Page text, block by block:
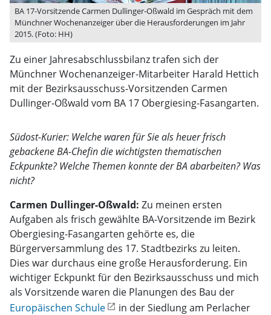
BA 17-Vorsitzende Carmen Dullinger-Oßwald im Gespräch mit dem
Münchner Wochenanzeiger über die Herausforderungen im Jahr
2015. (Foto: HH)
Zu einer Jahresabschlussbilanz trafen sich der
Münchner Wochenanzeiger-Mitarbeiter Harald Hettich
mit der Bezirksausschuss-Vorsitzenden Carmen
Dullinger-Oßwald vom BA 17 Obergiesing-Fasangarten.
Südost-Kurier: Welche waren für Sie als heuer frisch
gebackene BA-Chefin die wichtigsten thematischen
Eckpunkte? Welche Themen konnte der BA abarbeiten? Was
nicht?
Carmen Dullinger-Oßwald: Zu meinen ersten
Aufgaben als frisch gewählte BA-Vorsitzende im Bezirk
Obergiesing-Fasangarten gehörte es, die
Bürgerversammlung des 17. Stadtbezirks zu leiten.
Dies war durchaus eine große Herausforderung. Ein
wichtiger Eckpunkt für den Bezirksausschuss und mich
als Vorsitzende waren die Planungen des Bau der
Europäischen Schule
in der Siedlung am Perlacher